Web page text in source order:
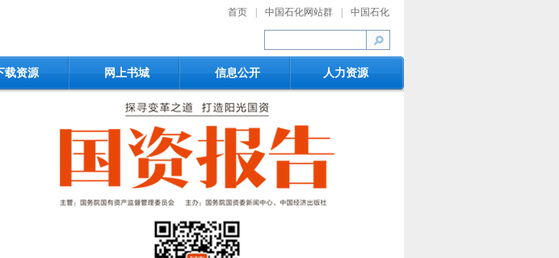
首页 中国石化网站群 中国石化
载资源 网上书城 信息公开 人力资源